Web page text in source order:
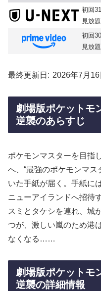
初回
見放題
初回
見放
最終更新日 2026年7月16
劇場版ポケットモ
逆襲のあらすじ
ポケモンマスターを目指
へ、“最強のポケモンマス
いた手紙が届く。手紙に
ニューアイランドへ招待
スミとタケシを連れ、城
つが、激しい嵐のため港
なくなる……
劇場版ポケットモ
逆襲の詳細情報